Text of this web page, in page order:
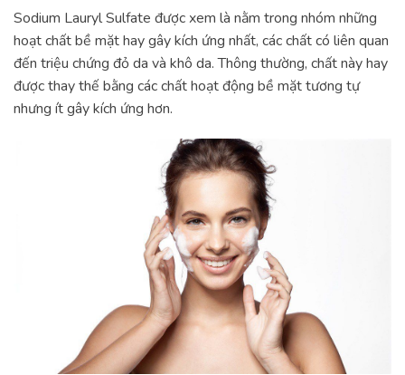
Sodium Lauryl Sulfate được xem là nằm trong nhóm những
hoạt chất bề mặt hay gây kích ứng nhất, các chất có liên quan
đến triệu chứng đỏ da và khô da. Thông thường, chất này hay
được thay thế bằng các chất hoạt động bề mặt tương tự
nhưng ít gây kích ứng hơn.